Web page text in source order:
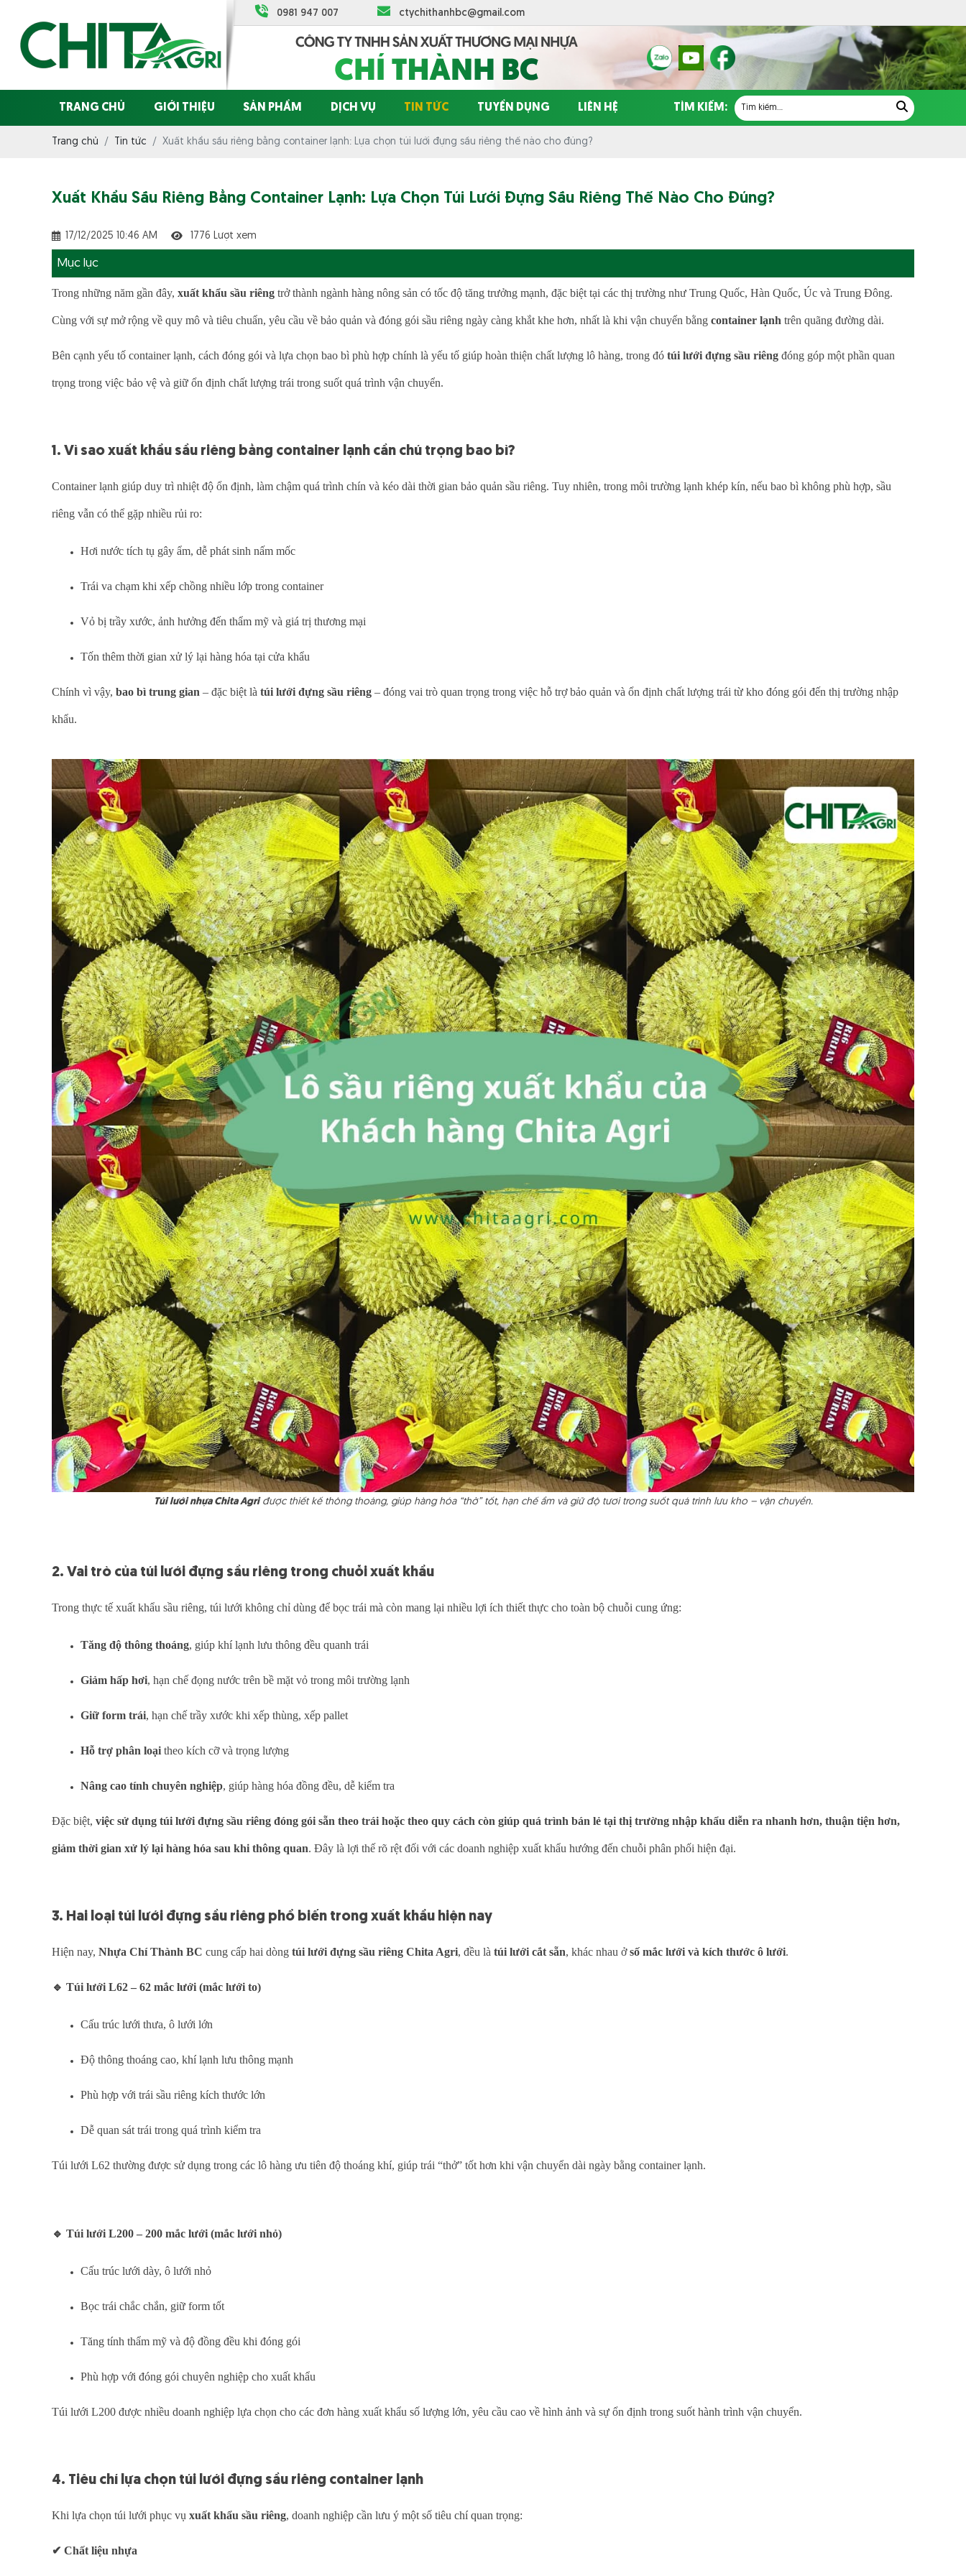
0981 947 007 ctychithanhbc@gmail.com
TRANG CHỦ GIỚI THIỆU SẢN PHẨM DỊCH VỤ TIN TỨC TUYỂN DỤNG LIÊN HỆ TÌM KIẾM:
Trang chủ Tin tức Xuất khẩu sầu riêng bằng container lạnh: Lựa chọn túi lưới đựng sầu riêng thế nào cho đúng?
Xuất Khẩu Sầu Riêng Bằng Container Lạnh: Lựa Chọn Túi Lưới Đựng Sầu Riêng Thế Nào Cho Đúng?
17/12/2025 10:46 AM 1776 Lượt xem
Mục lục
Trong những năm gần đây, xuất khẩu sầu riêng trở thành ngành hàng nông sản có tốc độ tăng trưởng mạnh, đặc biệt tại các thị trường như Trung Quốc, Hàn Quốc, Úc và Trung Đông.
Cùng với sự mở rộng về quy mô và tiêu chuẩn, yêu cầu về bảo quản và đóng gói sầu riêng ngày càng khắt khe hơn, nhất là khi vận chuyển bằng container lạnh trên quãng đường dài.
Bên cạnh yếu tố container lạnh, cách đóng gói và lựa chọn bao bì phù hợp chính là yếu tố giúp hoàn thiện chất lượng lô hàng, trong đó túi lưới đựng sầu riêng đóng góp một phần quan
trọng trong việc bảo vệ và giữ ổn định chất lượng trái trong suốt quá trình vận chuyển.
1. Vì sao xuất khẩu sầu riêng bằng container lạnh cần chú trọng bao bì?
Container lạnh giúp duy trì nhiệt độ ổn định, làm chậm quá trình chín và kéo dài thời gian bảo quản sầu riêng. Tuy nhiên, trong môi trường lạnh khép kín, nếu bao bì không phù hợp, sầu
riêng vẫn có thể gặp nhiều rủi ro:
Hơi nước tích tụ gây ẩm, dễ phát sinh nấm mốc
Trái va chạm khi xếp chồng nhiều lớp trong container
Vỏ bị trầy xước, ảnh hưởng đến thẩm mỹ và giá trị thương mại
Tốn thêm thời gian xử lý lại hàng hóa tại cửa khẩu
Chính vì vậy, bao bì trung gian – đặc biệt là túi lưới đựng sầu riêng – đóng vai trò quan trọng trong việc hỗ trợ bảo quản và ổn định chất lượng trái từ kho đóng gói đến thị trường nhập
khẩu.
Túi lưới nhựa Chita Agriđược thiết kế thông thoáng, giúp hàng hóa “thở” tốt, hạn chế ẩm và giữ độ tươi trong suốt quá trình lưu kho – vận chuyển.
2. Vai trò của túi lưới đựng sầu riêng trong chuỗi xuất khẩu
Trong thực tế xuất khẩu sầu riêng, túi lưới không chỉ dùng để bọc trái mà còn mang lại nhiều lợi ích thiết thực cho toàn bộ chuỗi cung ứng:
Tăng độ thông thoáng, giúp khí lạnh lưu thông đều quanh trái
Giảm hấp hơi, hạn chế đọng nước trên bề mặt vỏ trong môi trường lạnh
Giữ form trái, hạn chế trầy xước khi xếp thùng, xếp pallet
Hỗ trợ phân loại theo kích cỡ và trọng lượng
Nâng cao tính chuyên nghiệp, giúp hàng hóa đồng đều, dễ kiểm tra
Đặc biệt, việc sử dụng túi lưới đựng sầu riêng đóng gói sẵn theo trái hoặc theo quy cách còn giúp quá trình bán lẻ tại thị trường nhập khẩu diễn ra nhanh hơn, thuận tiện hơn,
giảm thời gian xử lý lại hàng hóa sau khi thông quan. Đây là lợi thế rõ rệt đối với các doanh nghiệp xuất khẩu hướng đến chuỗi phân phối hiện đại.
3. Hai loại túi lưới đựng sầu riêng phổ biến trong xuất khẩu hiện nay
Hiện nay, Nhựa Chí Thành BC cung cấp hai dòng túi lưới đựng sầu riêng Chita Agri, đều là túi lưới cắt sẵn, khác nhau ởsố mắc lưới và kích thước ô lưới.
🔹 Túi lưới L62 – 62 mắc lưới (mắc lưới to)
Cấu trúc lưới thưa, ô lưới lớn
Độ thông thoáng cao, khí lạnh lưu thông mạnh
Phù hợp với trái sầu riêng kích thước lớn
Dễ quan sát trái trong quá trình kiểm tra
Túi lưới L62 thường được sử dụng trong các lô hàng ưu tiên độ thoáng khí, giúp trái “thở” tốt hơn khi vận chuyển dài ngày bằng container lạnh.
🔹 Túi lưới L200 – 200 mắc lưới (mắc lưới nhỏ)
Cấu trúc lưới dày, ô lưới nhỏ
Bọc trái chắc chắn, giữ form tốt
Tăng tính thẩm mỹ và độ đồng đều khi đóng gói
Phù hợp với đóng gói chuyên nghiệp cho xuất khẩu
Túi lưới L200 được nhiều doanh nghiệp lựa chọn cho các đơn hàng xuất khẩu số lượng lớn, yêu cầu cao về hình ảnh và sự ổn định trong suốt hành trình vận chuyển.
4. Tiêu chí lựa chọn túi lưới đựng sầu riêng container lạnh
Khi lựa chọn túi lưới phục vụ xuất khẩu sầu riêng, doanh nghiệp cần lưu ý một số tiêu chí quan trọng:
✔ Chất liệu nhựa